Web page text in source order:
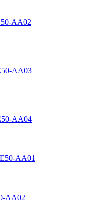
AA02
AA03
AA04
AA01
AA02